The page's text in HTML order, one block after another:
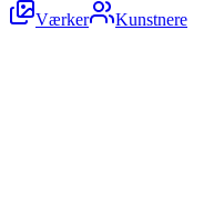
Værker
Kunstnere